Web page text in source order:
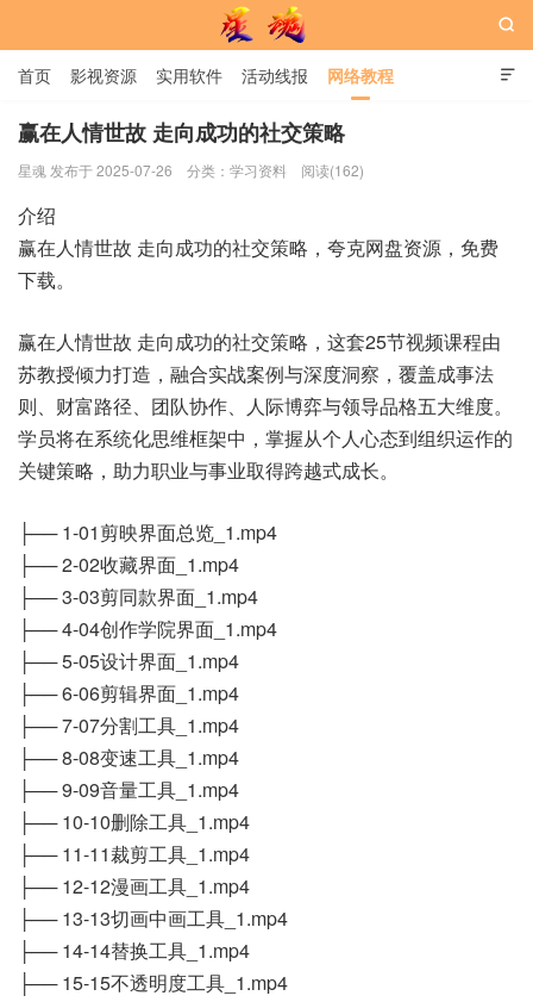

首页 影视资源 实用软件 活动线报 网络教程
用户中心 书籍 娱乐

赢在人情世故 走向成功的社交策略
星魂 发布于 2025-07-26 分类： 学习资料 阅读(162)
介绍
赢在人情世故 走向成功的社交策略，夸克网盘资源，免费
下载。
赢在人情世故 走向成功的社交策略，这套25节视频课程由
苏教授倾力打造，融合实战案例与深度洞察，覆盖成事法
则、财富路径、团队协作、人际博弈与领导品格五大维度。
学员将在系统化思维框架中，掌握从个人心态到组织运作的
关键策略，助力职业与事业取得跨越式成长。
├── 1-01剪映界面总览_1.mp4
├── 2-02收藏界面_1.mp4
├── 3-03剪同款界面_1.mp4
├── 4-04创作学院界面_1.mp4
├── 5-05设计界面_1.mp4
├── 6-06剪辑界面_1.mp4
├── 7-07分割工具_1.mp4
├── 8-08变速工具_1.mp4
├── 9-09音量工具_1.mp4
├── 10-10删除工具_1.mp4
├── 11-11裁剪工具_1.mp4
├── 12-12漫画工具_1.mp4
├── 13-13切画中画工具_1.mp4
├── 14-14替换工具_1.mp4
├── 15-15不透明度工具_1.mp4